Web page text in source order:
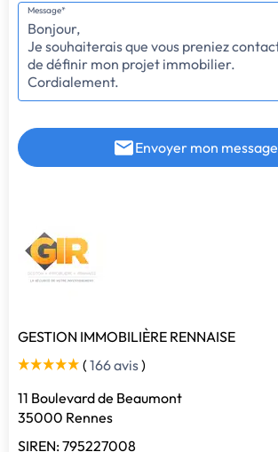
Message*
Envoyer mon message
GESTION IMMOBILIÈRE RENNAISE
( 166 avis)
11 Boulevard de Beaumont
35000 Rennes
SIREN: 795227008